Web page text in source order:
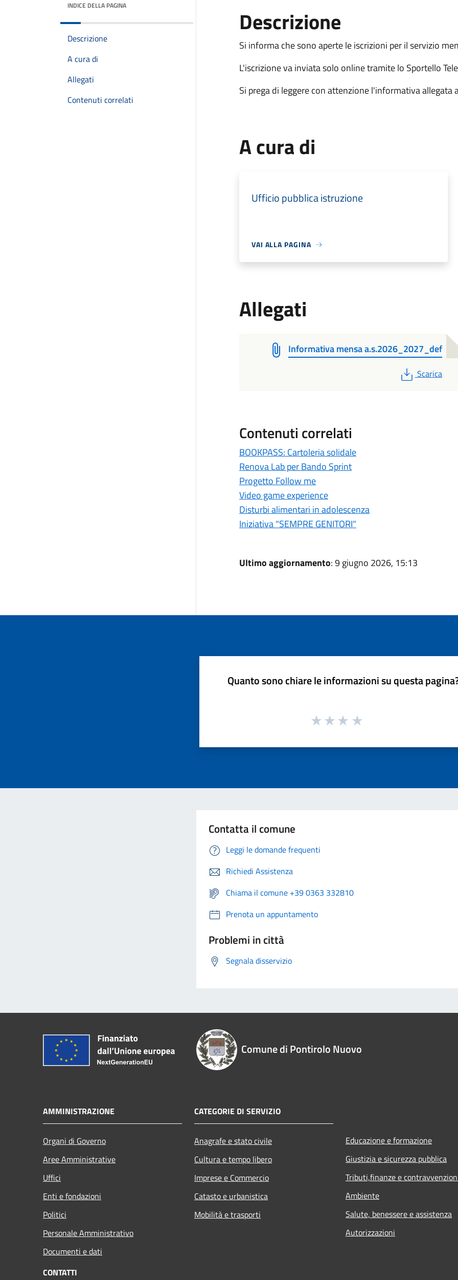
INDICE DELLA PAGINA
Descrizione
A cura di
Allegati
Contenuti correlati
Descrizione
Si informa che sono aperte le iscrizioni per il servizio
L'iscrizione va inviata solo online tramite lo Sportello
Si prega di leggere con attenzione l'informativa allegata
A cura di
Ufficio pubblica istruzione
VAI ALLA PAGINA
Allegati
Informativa mensa a.s.2026_2027_def
PDF
Scarica
Contenuti correlati
BOOKPASS: Cartoleria solidale
Renova Lab per Bando Sprint
Progetto Follow me
Video game experience
Disturbi alimentari in adolescenza
Iniziativa "SEMPRE GENITORI"
Ultimo aggiornamento: 9 giugno 2026, 15:13
Quanto sono chiare le informazioni su questa
Contatta il comune
Leggi le domande frequenti
Richiedi Assistenza
Chiama il comune +39 0363 332810
Prenota un appuntamento
Problemi in città
Segnala disservizio
Comune di Pontirolo Nuovo
AMMINISTRAZIONE
Organi di Governo
Aree Amministrative
Uffici
Enti e fondazioni
Politici
Personale Amministrativo
Documenti e dati
CATEGORIE DI SERVIZIO
Anagrafe e stato civile
Cultura e tempo libero
Imprese e Commercio
Catasto e urbanistica
Mobilità e trasporti
Educazione e formazione
Giustizia e sicurezza pubblica
Tributi,finanze e
Ambiente
Salute, benessere e assistenza
Autorizzazioni
CONTATTI